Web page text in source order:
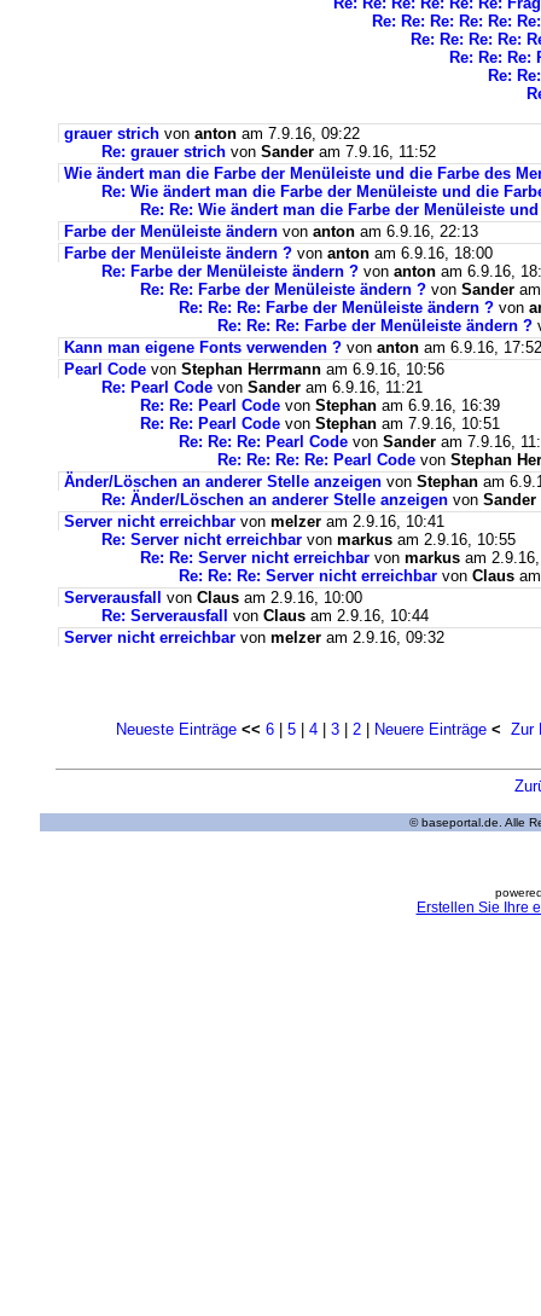
Re: Re: Re: Re: Re:
Re: Re: Re: Re:
Re: Re: Re:
Re:
grauer strich von anton am 7.9.16, 09:22
Re: grauer strich von Sander am 7.9.16, 11:52
Wie ändert man die Farbe der Menüleiste und die Farbe des
Re: Wie ändert man die Farbe der Menüleiste und die
Re: Re: Wie ändert man die Farbe der Menüleiste
Farbe der Menüleiste ändern von anton am 6.9.16, 22:13
Farbe der Menüleiste ändern ? von anton am 6.9.16, 18:00
Re: Farbe der Menüleiste ändern ? von anton am 6.9.16,
Re: Re: Farbe der Menüleiste ändern ? von Sander
Re: Re: Re: Farbe der Menüleiste ändern ? von
Re: Re: Re: Farbe der Menüleiste ändern ?
Kann man eigene Fonts verwenden ? von anton am 6.9.16, 17:52
Pearl Code von Stephan Herrmann am 6.9.16, 10:56
Re: Pearl Code von Sander am 6.9.16, 11:21
Re: Re: Pearl Code von Stephan am 6.9.16, 16:39
Re: Re: Pearl Code von Stephan am 7.9.16, 10:51
Re: Re: Re: Pearl Code von Sander am 7.9.16,
Re: Re: Re: Re: Pearl Code von Stephan
Änder/Löschen an anderer Stelle anzeigen von Stephan am
Re: Änder/Löschen an anderer Stelle anzeigen von Sander
Server nicht erreichbar von melzer am 2.9.16, 10:41
Re: Server nicht erreichbar von markus am 2.9.16, 10:55
Re: Re: Server nicht erreichbar von markus am
Re: Re: Re: Server nicht erreichbar von Claus
Serverausfall
von Claus am 2.9.16, 10:00
Re: Serverausfall
von Claus am 2.9.16, 10:44
Server nicht erreichbar von melzer am 2.9.16, 09:32
Neueste Einträge << 6| 5| 4| 3| 2| Neuere Einträge < Zur
© baseportal.de. Alle
Erstellen Sie Ihre